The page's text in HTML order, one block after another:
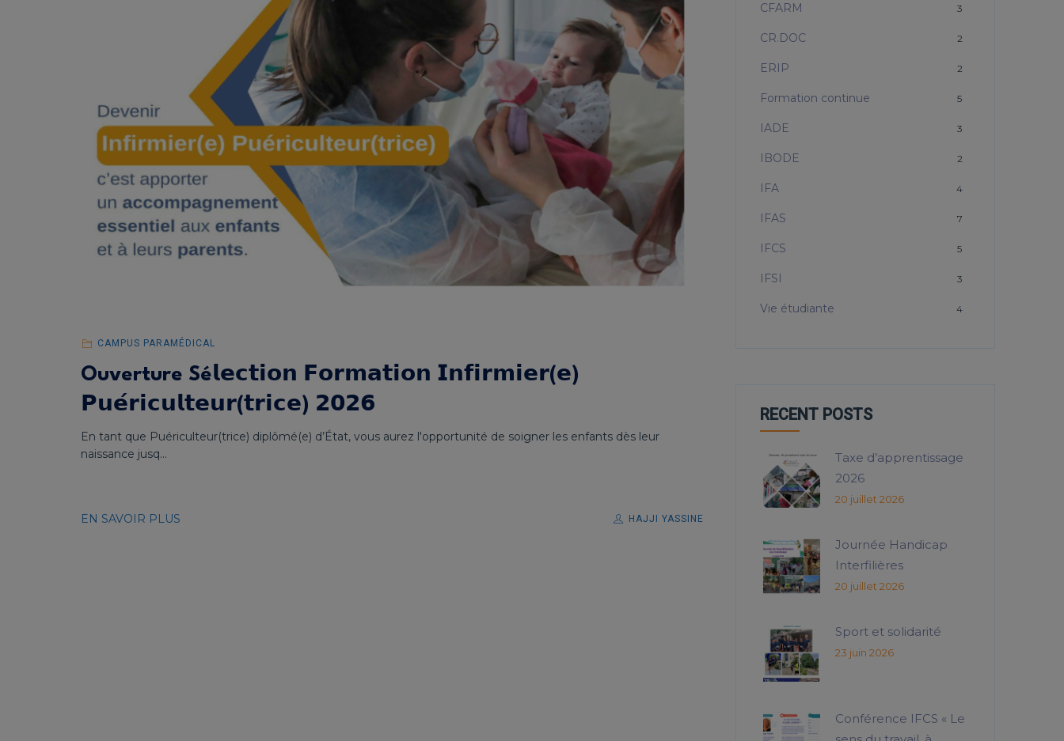
CAMPUS PARAMÉDICAL
Ouverture Sé𝗹𝗲𝗰𝘁𝗶𝗼𝗻 𝗙𝗼𝗿𝗺𝗮𝘁𝗶𝗼𝗻 𝗜𝗻𝗳𝗶𝗿𝗺𝗶𝗲𝗿(𝗲)
𝗣𝘂𝗲́𝗿𝗶𝗰𝘂𝗹𝘁𝗲𝘂𝗿(𝘁𝗿𝗶𝗰𝗲) 𝟮𝟬𝟮𝟲
En tant que Puériculteur(trice) diplômé(e) d’État, vous aurez l'opportunité de soigner les enfants dès leur
naissance jusq...
EN SAVOIR PLUS HAJJI YASSINE
CFARM 3
CR.DOC 2
ERIP 2
Formation continue 5
IADE 3
IBODE 2
IFA 4
IFAS 7
IFCS 5
IFSI 3
Vie étudiante 4
RECENT POSTS
Taxe d’apprentissage
2026
20 juillet 2026
Journée Handicap
Interfilières
20 juillet 2026
Sport et solidarité
23 juin 2026
Conférence IFCS « Le